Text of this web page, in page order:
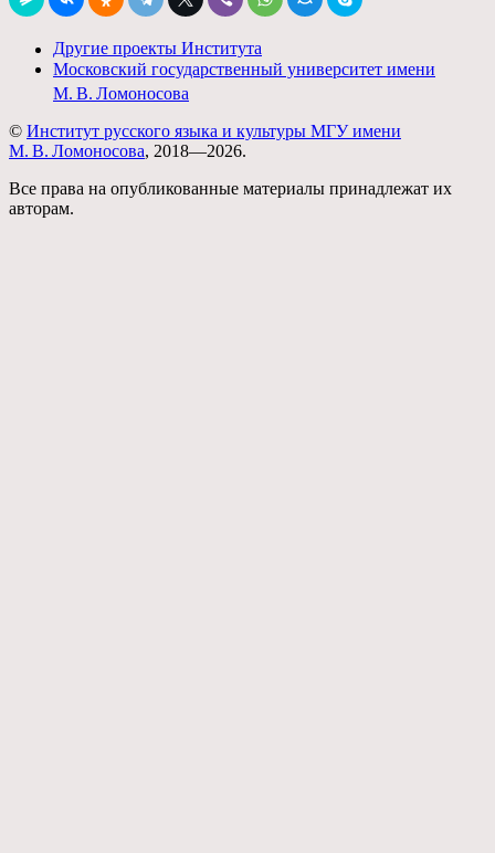
Другие проекты Института
Московский государственный университет имени
М. В. Ломоносова
© Институт русского языка и культуры МГУ имени
М. В. Ломоносова, 2018—2026.
Все права на опубликованные материалы принадлежат их
авторам.